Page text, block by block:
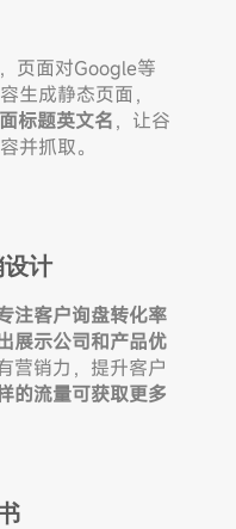
页面对Google等
生成静态页面，
标题英文名，让谷
并抓取。
计
注客户询盘转化率
展示公司和产品优
营销力，提升客户
的流量可获取更多